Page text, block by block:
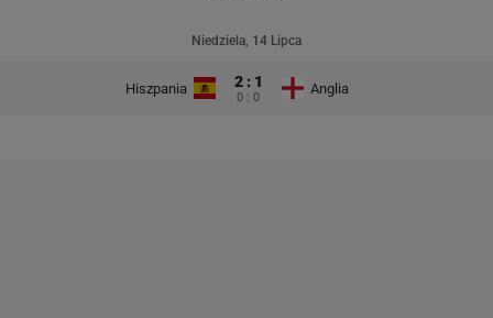
Niedziela, 14 Lipca
Hiszpania 2 : 1
0 : 0
Anglia